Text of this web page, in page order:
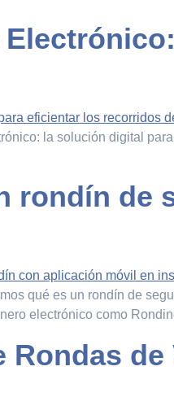
la solución digital
rondín de
qué es un rondín de
electrónico como
Rondas